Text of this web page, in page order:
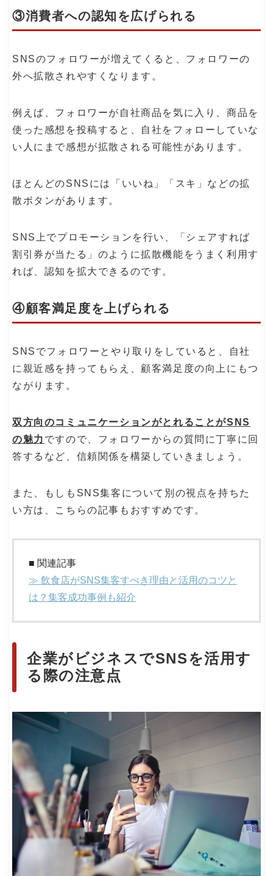
③消費者への認知を広げられる
SNSのフォロワーが増えてくると、フォロワーの
外へ拡散されやすくなります。
例えば、フォロワーが自社商品を気に入り、商品を
使った感想を投稿すると、自社をフォローしていな
い人にまで感想が拡散される可能性があります。
ほとんどのSNSには「いいね」「スキ」などの拡
散ボタンがあります。
SNS上でプロモーションを行い、「シェアすれば
割引券が当たる」のように拡散機能をうまく利用す
れば、認知を拡大できるのです。
④顧客満足度を上げられる
SNSでフォロワーとやり取りをしていると、自社
に親近感を持ってもらえ、顧客満足度の向上にもつ
ながります。
双方向のコミュニケーションがとれることがSNS
の魅力 ですので、フォロワーからの質問に丁寧に回
答するなど、信頼関係を構築していきましょう。
また、もしもSNS集客について別の視点を持ちた
い方は、こちらの記事もおすすめです。
■ 関連記事
≫ 飲食店がSNS集客すべき理由と活用のコツと
は？集客成功事例も紹介
企業がビジネスでSNSを活用す
る際の注意点